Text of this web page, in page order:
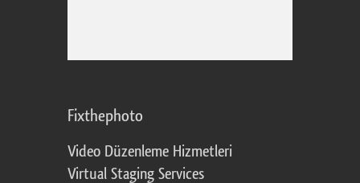
Fixthephoto
Video Düzenleme Hizmetleri
Virtual Staging Services